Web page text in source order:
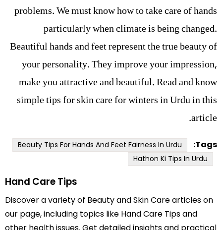
problems. We must know how to take care of hands
particularly when climate is being changed.
Beautiful hands and feet represent the true beauty of
your personality. They improve your impression,
make you attractive and beautiful. Read and know
simple tips for skin care for winters in Urdu in this
article.
Tags:
Beauty Tips For Hands And Feet Fairness In Urdu
Hathon Ki Tips In Urdu
Hand Care Tips
Discover a variety of Beauty and Skin Care articles on
our page, including topics like Hand Care Tips and
other health issues. Get detailed insights and practical